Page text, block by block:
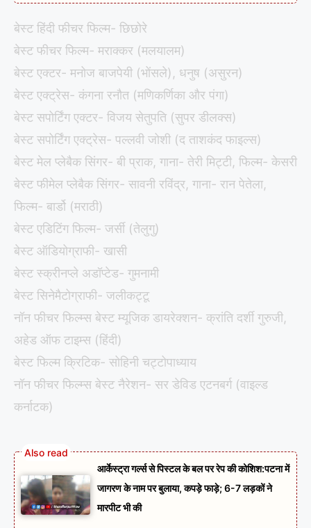
बेस्ट हिंदी फीचर फिल्म- छिछोरे
बेस्ट फीचर फिल्म- मराक्कर (मलयालम)
बेस्ट एक्टर- मनोज बाजपेयी (भोंसले), धनुष (असुरन)
बेस्ट एक्ट्रेस- कंगना रनौत (मणिकर्णिका और पंगा)
बेस्ट सपोर्टिंग एक्टर- विजय सेतुपति (सुपर डीलक्स)
बेस्ट सपोर्टिंग एक्ट्रेस- पल्लवी जोशी (द ताशकंद फाइल्स)
बेस्ट मेल प्लेबैक सिंगर- बी प्राक, गाना- तेरी मिट्टी, फिल्म- केसरी
बेस्ट फीमेल प्लेबैक सिंगर- सावनी रविंद्र, गाना- रान पेतेला,
फिल्म- बार्डो (मराठी)
बेस्ट एडिटिंग फिल्म- जर्सी (तेलुगु)
बेस्ट ऑडियोग्राफी- खासी
बेस्ट स्क्रीनप्ले अडॉप्टेड- गुमनामी
बेस्ट सिनेमैटोग्राफी- जलीकट्टू
नॉन फीचर फिल्म्स बेस्ट म्यूजिक डायरेक्शन- क्रांति दर्शी गुरुजी,
अहेड ऑफ टाइम्स (हिंदी)
बेस्ट फिल्म क्रिटिक- सोहिनी चट्टोपाध्याय
नॉन फीचर फिल्म्स बेस्ट नैरेशन- सर डेविड एटनबर्ग (वाइल्ड
कर्नाटक)
आर्केस्ट्रा गर्ल्स से पिस्टल के बल पर रेप की कोशिश:पटना में
जागरण के नाम पर बुलाया, कपड़े फाड़े; 6-7 लड़कों ने
मारपीट भी की